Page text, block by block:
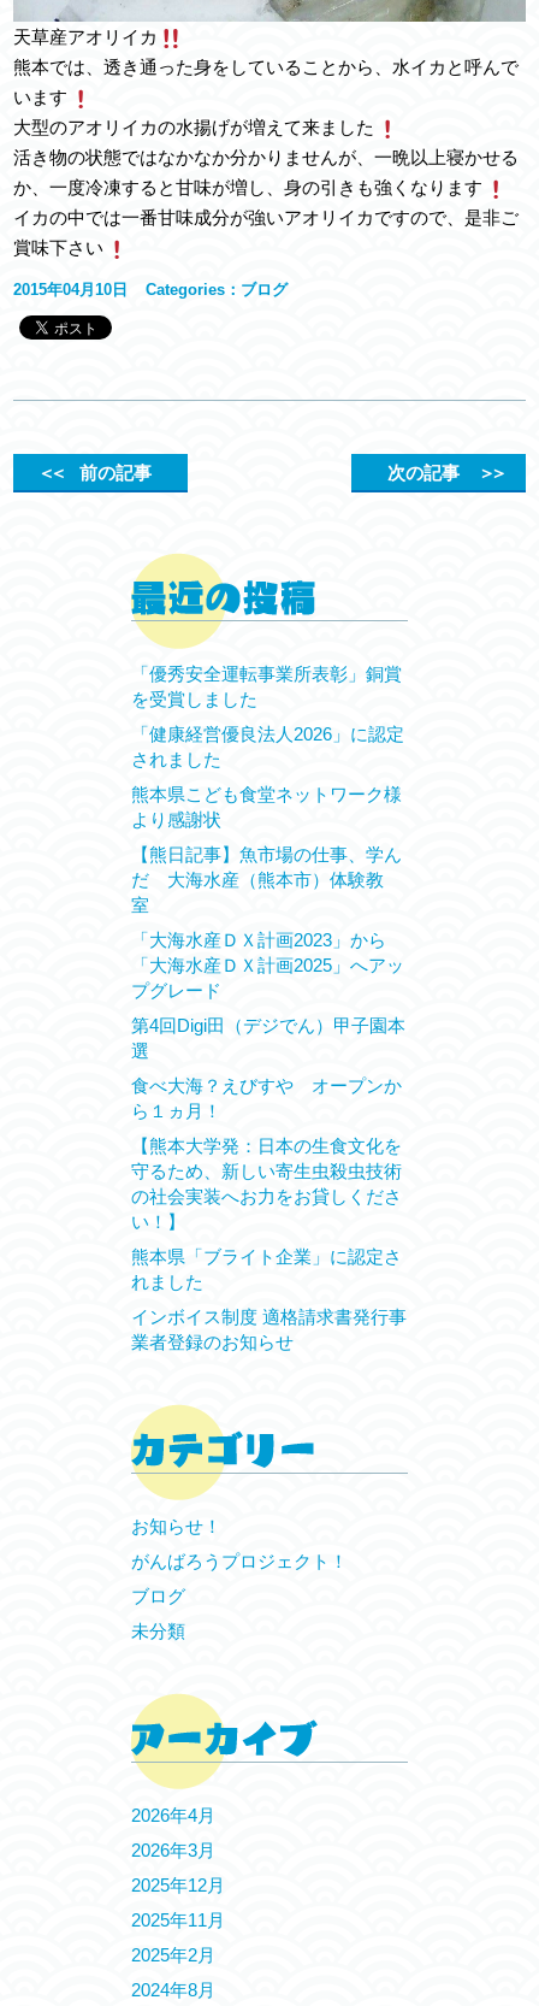
天草産アオリイカ
熊本では、透き通った身をしていることから、水イカと呼んで
います
大型のアオリイカの水揚げが増えて来ました
活き物の状態ではなかなか分かりませんが、一晩以上寝かせる
か、一度冷凍すると甘味が増し、身の引きも強くなります
イカの中では一番甘味成分が強いアオリイカですので、是非ご
賞味下さい
2015年04月10日 Categories： ブログ
＜＜前の記事 次の記事 ＞＞
「優秀安全運転事業所表彰」銅賞
を受賞しました
「健康経営優良法人2026」に認定
されました
熊本県こども食堂ネットワーク様
より感謝状
【熊日記事】魚市場の仕事、学ん
だ 大海水産（熊本市）体験教
室
「大海水産ＤＸ計画2023」から
「大海水産ＤＸ計画2025」へアッ
プグレード
第4回Digi田（デジでん）甲子園本
選
食べ大海？えびすや オープンか
ら１ヵ月！
【熊本大学発：日本の生食文化を
守るため、新しい寄生虫殺虫技術
の社会実装へお力をお貸しくださ
い！】
熊本県「ブライト企業」に認定さ
れました
インボイス制度 適格請求書発行事
業者登録のお知らせ
お知らせ！
がんばろうプロジェクト！
ブログ
未分類
2026年4月
2026年3月
2025年12月
2025年11月
2025年2月
2024年8月